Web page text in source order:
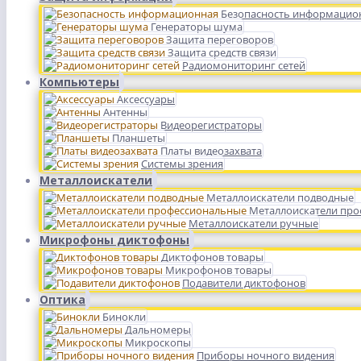
Безопасность
Генераторы шума
Защита переговоров
Защита средств связи
Радиомониторинг сетей
Компьютеры
Аксессуары
Антенны
Видеорегистраторы
Планшеты
Платы видеозахвата
Системы зрения
Металлоискатели
Металлоискатели подводные
Металлоискатели
Металлоискатели ручные
Микрофоны диктофоны
Диктофонов товары
Микрофонов товары
Подавители диктофонов
Оптика
Бинокли
Дальномеры
Микроскопы
Приборы ночного видения